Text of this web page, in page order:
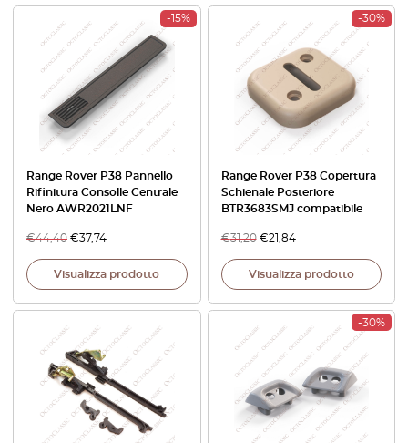
-15%
Range Rover P38 Pannello
Rifinitura Consolle Centrale
Nero AWR2021LNF
€44,40 €37,74
Visualizza prodotto
-30%
Range Rover P38 Copertura
Schienale Posteriore
BTR3683SMJ compatibile
€31,20 €21,84
Visualizza prodotto
-30%